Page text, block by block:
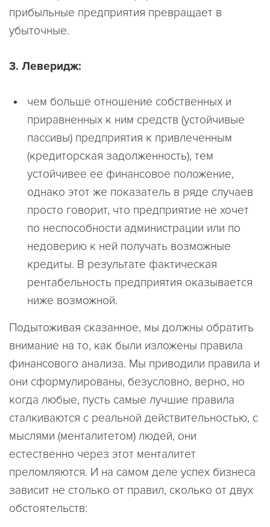
прибыльные предприятия превращает в
убыточные.
3. Леверидж:
чем больше отношение собственных и
приравненных к ним средств (устойчивые
пассивы) предприятия к привлеченным
(кредиторская задолженность), тем
устойчивее ее финансовое положение,
однако этот же показатель в ряде случаев
просто говорит, что предприятие не хочет
по неспособности администрации или по
недоверию к ней получать возможные
кредиты. В результате фактическая
рентабельность предприятия оказывается
ниже возможной.
Подытоживая сказанное, мы должны обратить
внимание на то, как были изложены правила
финансового анализа. Мы приводили правила и
они сформулированы, безусловно, верно, но
когда любые, пусть самые лучшие правила
сталкиваются с реальной действительностью, с
мыслями (менталитетом) людей, они
естественно через этот менталитет
преломляются. И на самом деле успех бизнеса
зависит не столько от правил, сколько от двух
обстоятельств: